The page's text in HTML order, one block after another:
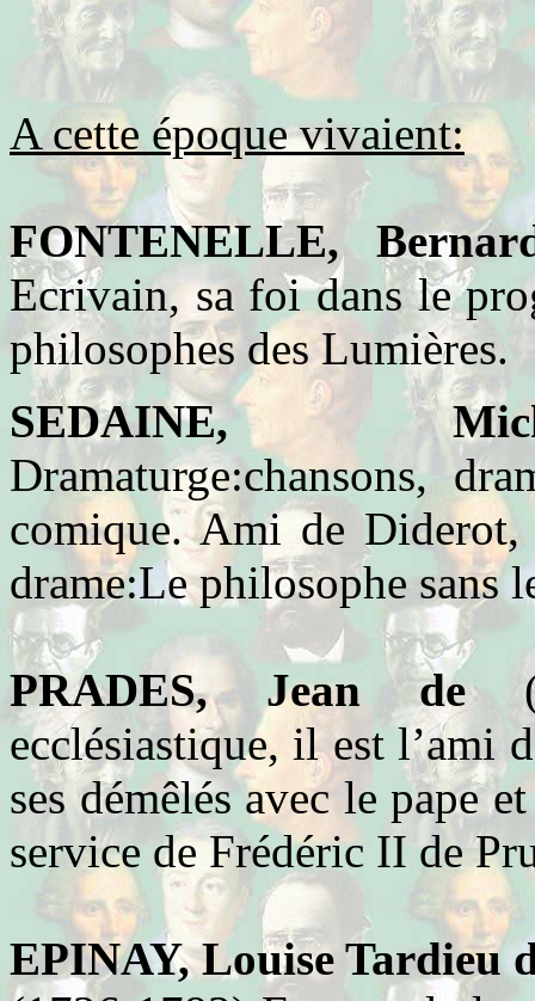
A cette époque vivaient:
FONTENELLE,
Ecrivain, sa foi dans le
philosophes des Lumières.
SEDAINE,
Dramaturge:chansons,
comique. Ami de
drame:Le philosophe sans
PRADES, Jean de
ecclésiastique, il est l’ami
ses démêlés avec le pape
service de Frédéric II de
EPINAY, Louise Tardieu